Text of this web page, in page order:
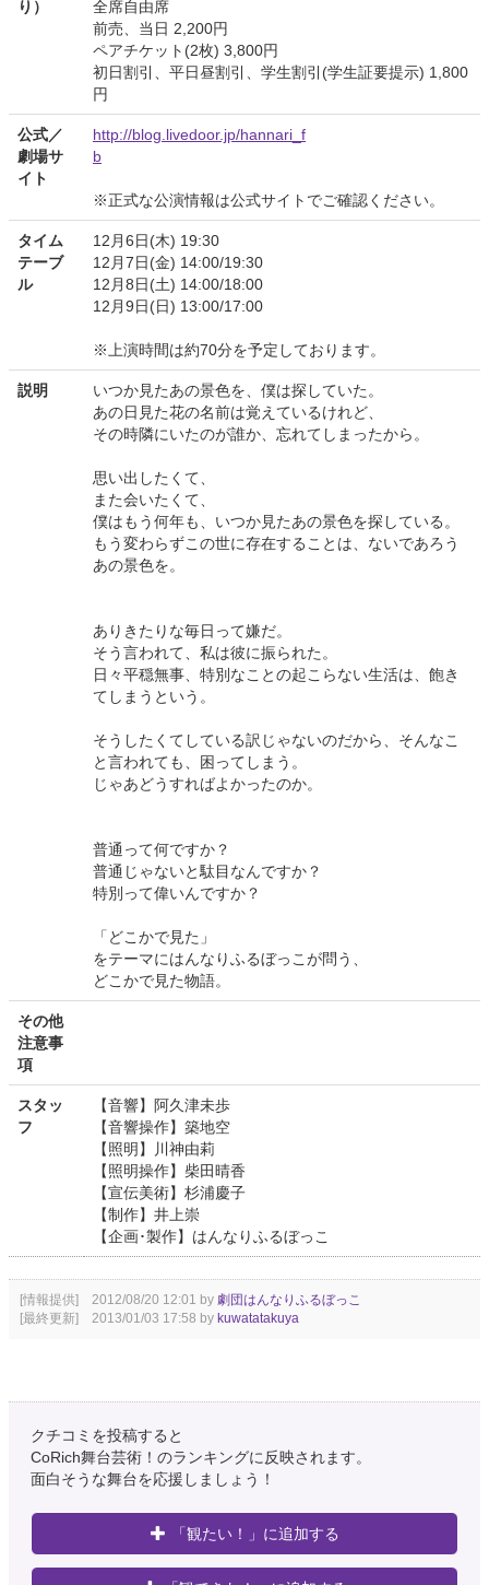
り）
全席自由席
前売、当日 2,200円
ペアチケット(2枚) 3,800円
初日割引、平日昼割引、学生割引(学生証要提示) 1,800
円
公式／
劇場サ
イト
http://blog.livedoor.jp/hannari_f
b
※正式な公演情報は公式サイトでご確認ください。
タイム
テーブ
ル
12月6日(木) 19:30
12月7日(金) 14:00/19:30
12月8日(土) 14:00/18:00
12月9日(日) 13:00/17:00
※上演時間は約70分を予定しております。
説明
いつか見たあの景色を、僕は探していた。
あの日見た花の名前は覚えているけれど、
その時隣にいたのが誰か、忘れてしまったから。
思い出したくて、
また会いたくて、
僕はもう何年も、いつか見たあの景色を探している。
もう変わらずこの世に存在することは、ないであろう
あの景色を。
ありきたりな毎日って嫌だ。
そう言われて、私は彼に振られた。
日々平穏無事、特別なことの起こらない生活は、飽き
てしまうという。
そうしたくてしている訳じゃないのだから、そんなこ
と言われても、困ってしまう。
じゃあどうすればよかったのか。
普通って何ですか？
普通じゃないと駄目なんですか？
特別って偉いんですか？
「どこかで見た」
をテーマにはんなりふるぼっこが問う、
どこかで見た物語。
その他
注意事
項
スタッ
フ
【音響】阿久津未歩
【音響操作】築地空
【照明】川神由莉
【照明操作】柴田晴香
【宣伝美術】杉浦慶子
【制作】井上崇
【企画･製作】はんなりふるぼっこ
[情報提供] 2012/08/20 12:01 by 劇団はんなりふるぼっこ
[最終更新] 2013/01/03 17:58 by kuwatatakuya
クチコミを投稿すると
CoRich舞台芸術！のランキングに反映されます。
面白そうな舞台を応援しましょう！
「観たい！」に追加する